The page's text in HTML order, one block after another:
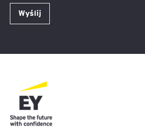
Wyślij